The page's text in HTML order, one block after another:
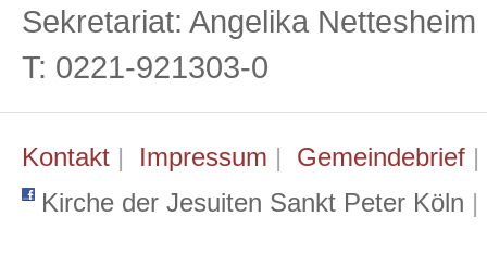
Sekretariat: Angelika
T: 0221-921303-0
Kontakt | Impressum | Gemeindebrief
Kirche der Jesuiten Sankt Peter Köln